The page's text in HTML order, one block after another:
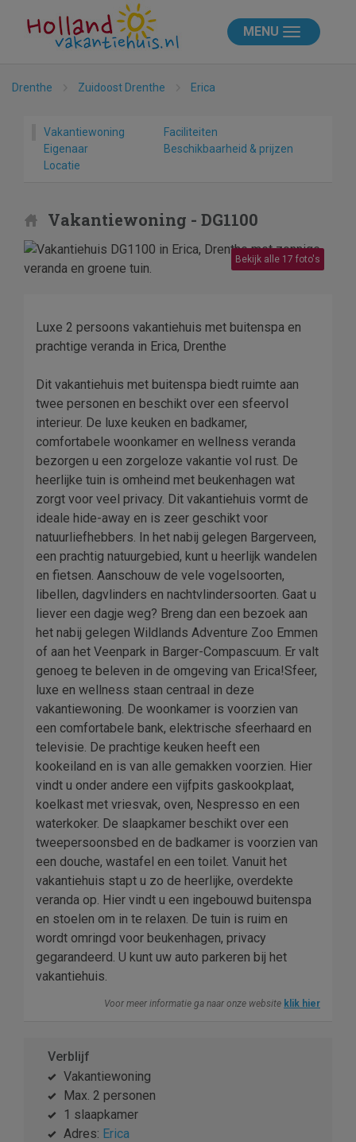
MENU
Drenthe Zuidoost Drenthe Erica
Vakantiewoning
Faciliteiten
Eigenaar
Beschikbaarheid & prijzen
Locatie
Vakantiewoning - DG1100
Bekijk alle 17 foto's
Luxe 2 persoons vakantiehuis met buitenspa en
prachtige veranda in Erica, Drenthe
Dit vakantiehuis met buitenspa biedt ruimte aan
twee personen en beschikt over een sfeervol
interieur. De luxe keuken en badkamer,
comfortabele woonkamer en wellness veranda
bezorgen u een zorgeloze vakantie vol rust. De
heerlijke tuin is omheind met beukenhagen wat
zorgt voor veel privacy. Dit vakantiehuis vormt de
ideale hide-away en is zeer geschikt voor
natuurliefhebbers. In het nabij gelegen Bargerveen,
een prachtig natuurgebied, kunt u heerlijk wandelen
en fietsen. Aanschouw de vele vogelsoorten,
libellen, dagvlinders en nachtvlindersoorten. Gaat u
liever een dagje weg? Breng dan een bezoek aan
het nabij gelegen Wildlands Adventure Zoo Emmen
of aan het Veenpark in Barger-Compascuum. Er valt
genoeg te beleven in de omgeving van Erica!Sfeer,
luxe en wellness staan centraal in deze
vakantiewoning. De woonkamer is voorzien van
een comfortabele bank, elektrische sfeerhaard en
televisie. De prachtige keuken heeft een
kookeiland en is van alle gemakken voorzien. Hier
vindt u onder andere een vijfpits gaskookplaat,
koelkast met vriesvak, oven, Nespresso en een
waterkoker. De slaapkamer beschikt over een
tweepersoonsbed en de badkamer is voorzien van
een douche, wastafel en een toilet. Vanuit het
vakantiehuis stapt u zo de heerlijke, overdekte
veranda op. Hier vindt u een ingebouwd buitenspa
en stoelen om in te relaxen. De tuin is ruim en
wordt omringd voor beukenhagen, privacy
gegarandeerd. U kunt uw auto parkeren bij het
vakantiehuis.
Voor meer informatie ga naar onze website klik hier
Verblijf
Vakantiewoning
Max. 2 personen
1 slaapkamer
Adres: Erica